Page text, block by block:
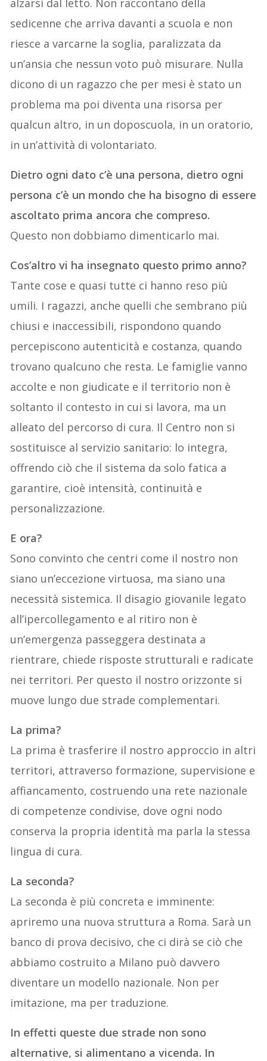
alzarsi dal letto. Non raccontano della
sedicenne che arriva davanti a scuola e non
riesce a varcarne la soglia, paralizzata da
un’ansia che nessun voto può misurare. Nulla
dicono di un ragazzo che per mesi è stato un
problema ma poi diventa una risorsa per
qualcun altro, in un doposcuola, in un oratorio,
in un’attività di volontariato.
Dietro ogni dato c’è una persona, dietro ogni
persona c’è un mondo che ha bisogno di essere
ascoltato prima ancora che compreso.
Questo non dobbiamo dimenticarlo mai.
Cos’altro vi ha insegnato questo primo anno?
Tante cose e quasi tutte ci hanno reso più
umili. I ragazzi, anche quelli che sembrano più
chiusi e inaccessibili, rispondono quando
percepiscono autenticità e costanza, quando
trovano qualcuno che resta. Le famiglie vanno
accolte e non giudicate e il territorio non è
soltanto il contesto in cui si lavora, ma un
alleato del percorso di cura. Il Centro non si
sostituisce al servizio sanitario: lo integra,
offrendo ciò che il sistema da solo fatica a
garantire, cioè intensità, continuità e
personalizzazione.
E ora?
Sono convinto che centri come il nostro non
siano un’eccezione virtuosa, ma siano una
necessità sistemica. Il disagio giovanile legato
all’ipercollegamento e al ritiro non è
un’emergenza passeggera destinata a
rientrare, chiede risposte strutturali e radicate
nei territori. Per questo il nostro orizzonte si
muove lungo due strade complementari.
La prima?
La prima è trasferire il nostro approccio in altri
territori, attraverso formazione, supervisione e
affiancamento, costruendo una rete nazionale
di competenze condivise, dove ogni nodo
conserva la propria identità ma parla la stessa
lingua di cura.
La seconda?
La seconda è più concreta e imminente:
apriremo una nuova struttura a Roma. Sarà un
banco di prova decisivo, che ci dirà se ciò che
abbiamo costruito a Milano può davvero
diventare un modello nazionale. Non per
imitazione, ma per traduzione.
In effetti queste due strade non sono
alternative, si alimentano a vicenda. In